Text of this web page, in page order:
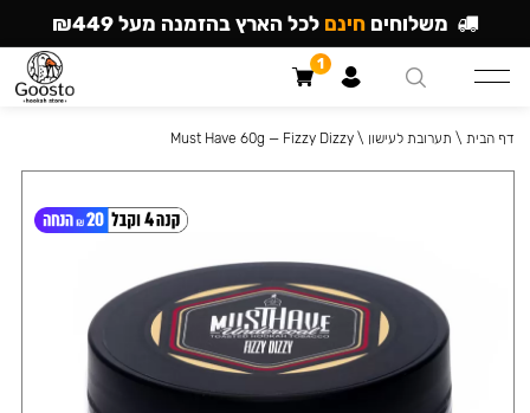
דף הבית \ תערובת לעישון \
Must Have 60g — Fizzy Dizzy
משלוחים חינם לכל הארץ בהזמנה מעל ₪449
1